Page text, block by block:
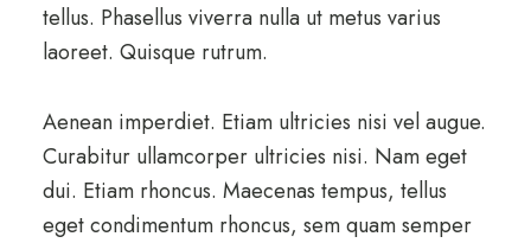
tellus. Phasellus viverra nulla ut metus varius
laoreet. Quisque rutrum.
Aenean imperdiet. Etiam ultricies nisi vel augue.
Curabitur ullamcorper ultricies nisi. Nam eget
dui. Etiam rhoncus. Maecenas tempus, tellus
eget condimentum rhoncus, sem quam semper